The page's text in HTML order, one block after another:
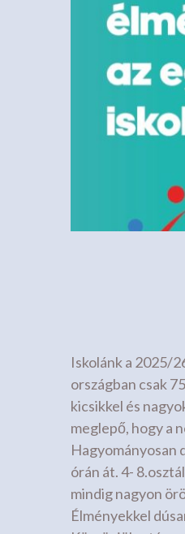
Iskolánk a 2025/
országban csak
kicsikkel és
meglepő, hogy a
Hagyományosan
órán át. 4-
mindig nagyon
Élményekkel